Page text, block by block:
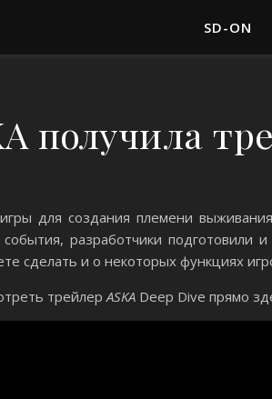
SD-ON
получила
для создания племени
разработчики
сделать и о некоторых функциях
трейлерASKA Deep Dive прямо